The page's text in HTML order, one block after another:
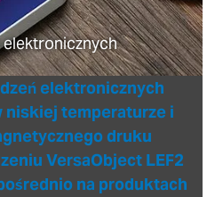
elektronicznych
elektronicznych
niskiej temperaturze i
druku
VersaObject LEF2
na produktach